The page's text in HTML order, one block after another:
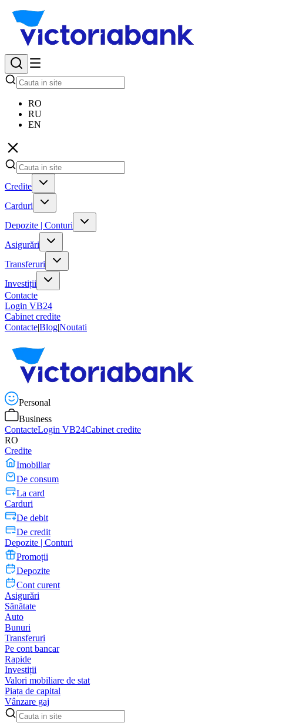
RO
RU
EN
Credite
Carduri
Depozite | Conturi
Asigurări
Transferuri
Investiții
Contacte
Login VB24
Cabinet credite
Contacte|Blog|Noutati
Personal
Business
ContacteLogin VB24Cabinet credite
RO
Credite
Imobiliar
De consum
La card
Carduri
De debit
De credit
Depozite | Conturi
Promoții
Depozite
Cont curent
Asigurări
Sănătate
Auto
Bunuri
Transferuri
Pe cont bancar
Rapide
Investiții
Valori mobiliare de stat
Piața de capital
Vânzare gaj